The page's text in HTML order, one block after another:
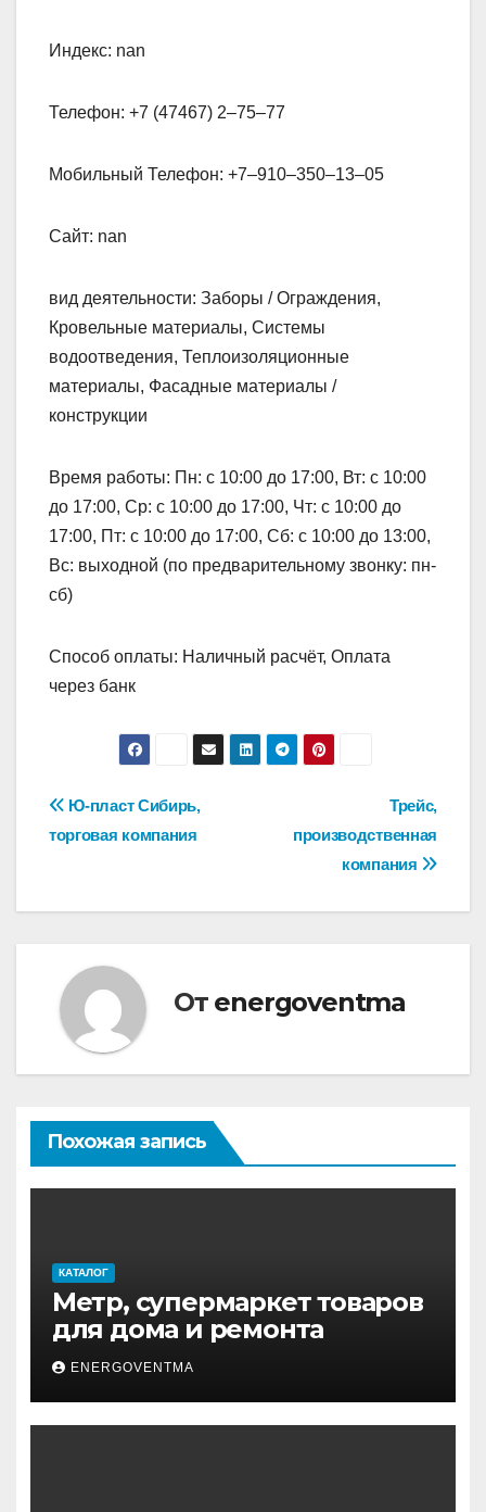
Индекс: nan
Телефон: +7 (47467) 2‒75‒77
Мобильный Телефон: +7‒910‒350‒13‒05
Сайт: nan
вид деятельности: Заборы / Ограждения,
Кровельные материалы, Системы
водоотведения, Теплоизоляционные
материалы, Фасадные материалы /
конструкции
Время работы: Пн: с 10:00 до 17:00, Вт: с 10:00
до 17:00, Ср: с 10:00 до 17:00, Чт: с 10:00 до
17:00, Пт: с 10:00 до 17:00, Сб: с 10:00 до 13:00,
Вс: выходной (по предварительному звонку: пн-
сб)
Способ оплаты: Наличный расчёт, Оплата
через банк
Навигация
по
записям
Трейс,
производственная
компания
Ю-пласт Сибирь,
торговая компания
От energoventma
Похожая запись
КАТАЛОГ
Метр, супермаркет товаров
для дома и ремонта
ENERGOVENTMA